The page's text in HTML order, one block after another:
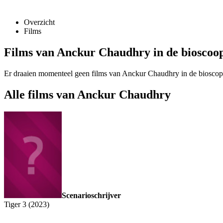
Overzicht
Films
Films van Anckur Chaudhry in de
Er draaien momenteel geen films van Anckur Chaudhry in de
Alle films van Anckur Chaudhry
Scenarioschrijver
Tiger 3 (2023)